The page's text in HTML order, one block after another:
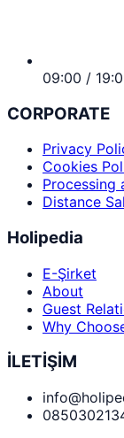
09:00 /
CORPORATE
Privacy
Cookies
Processing
Distance
Holipedia
E-Şirket
About
Guest
Why
İLETİŞİM